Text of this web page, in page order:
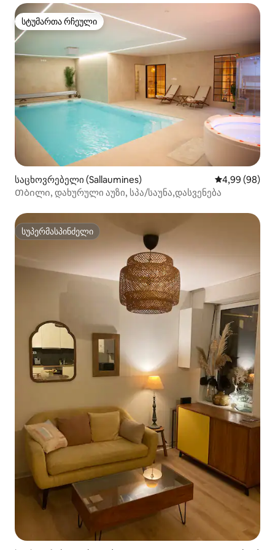
სტუმართა რჩეული
სტუმართა რჩეული
საცხოვრებელი (Sallaumines) საშუალო
4,99 (98)
Თბილი, დახურული აუზი, სპა/საუნა,დასვენება
სუპერმასპინძელი
სუპერმასპინძელი